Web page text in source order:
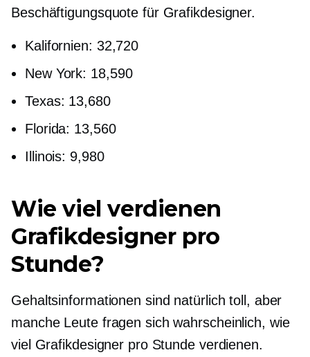
Beschäftigungsquote für Grafikdesigner.
Kalifornien: 32,720
New York: 18,590
Texas: 13,680
Florida: 13,560
Illinois: 9,980
Wie viel verdienen
Grafikdesigner pro
Stunde?
Gehaltsinformationen sind natürlich toll, aber
manche Leute fragen sich wahrscheinlich, wie
viel Grafikdesigner pro Stunde verdienen.